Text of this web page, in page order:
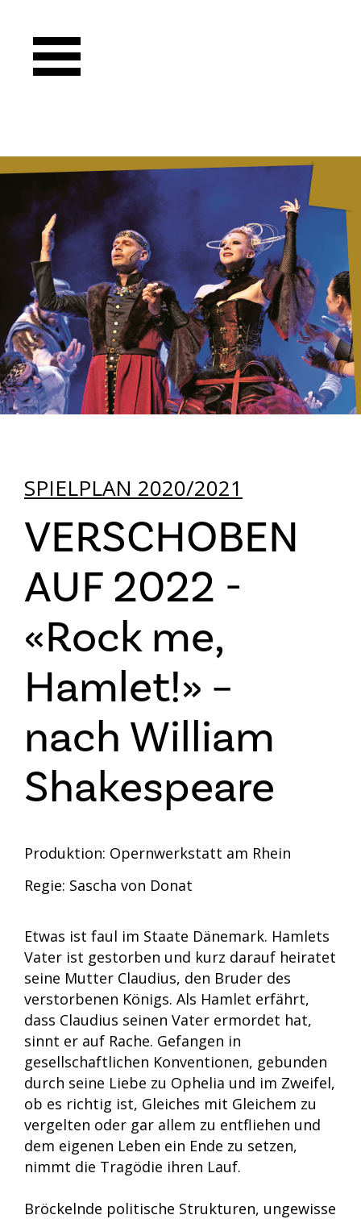
SPIELPLAN 2020/2021
VERSCHOBEN
AUF 2022 -
«Rock me,
Hamlet!» –
nach William
Shakespeare
Produktion: Opernwerkstatt am Rhein
Regie: Sascha von Donat
Etwas ist faul im Staate Dänemark. Hamlets
Vater ist gestorben und kurz darauf heiratet
seine Mutter Claudius, den Bruder des
verstorbenen Königs. Als Hamlet erfährt,
dass Claudius seinen Vater ermordet hat,
sinnt er auf Rache. Gefangen in
gesellschaftlichen Konventionen, gebunden
durch seine Liebe zu Ophelia und im Zweifel,
ob es richtig ist, Gleiches mit Gleichem zu
vergelten oder gar allem zu entfliehen und
dem eigenen Leben ein Ende zu setzen,
nimmt die Tragödie ihren Lauf.
Bröckelnde politische Strukturen, ungewisse